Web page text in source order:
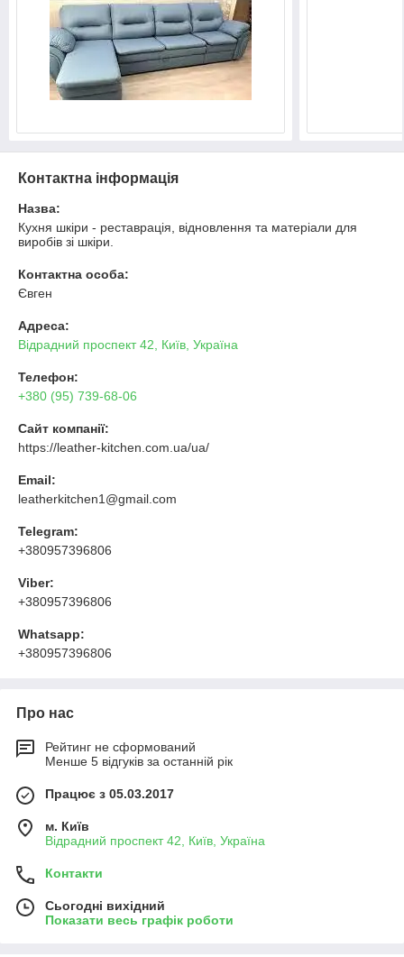
Контактна інформація
Назва:
Кухня шкіри - реставрація, відновлення та матеріали для
виробів зі шкіри.
Контактна особа:
Євген
Адреса:
Відрадний проспект 42, Київ, Україна
Телефон:
+380 (95) 739-68-06
Сайт компанії:
https://leather-kitchen.com.ua/ua/
Email:
leatherkitchen1@gmail.com
Telegram:
+380957396806
Viber:
+380957396806
Whatsapp:
+380957396806
Про нас
Рейтинг не сформований
Менше 5 відгуків за останній рік
Працює з 05.03.2017
м. Київ
Відрадний проспект 42, Київ, Україна
Контакти
Сьогодні вихідний
Показати весь графік роботи